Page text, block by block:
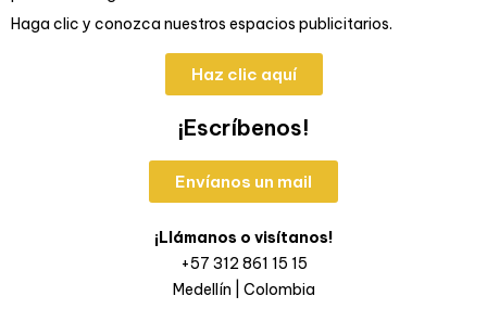
Haga clic y conozca nuestros espacios publicitarios.
Haz clic aquí
¡Escríbenos!
Envíanos un mail
¡Llámanos o visítanos!
+57 312 861 15 15
Medellín | Colombia